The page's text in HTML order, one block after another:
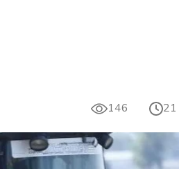
146 21